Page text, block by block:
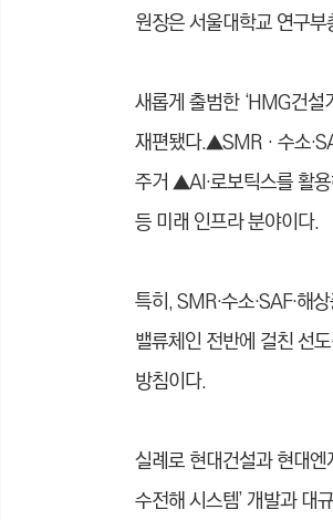
원장은 서울대학교 연구
새롭게 출범한 ‘HMG건설
재편됐다.▲SMR‧수소
주거 ▲AI·로보틱스를 활
등 미래 인프라 분야이다.
특히, SMR·수소·SAF·해
밸류체인 전반에 걸친 선
방침이다.
실례로 현대건설과 현대
수전해 시스템’ 개발과 대